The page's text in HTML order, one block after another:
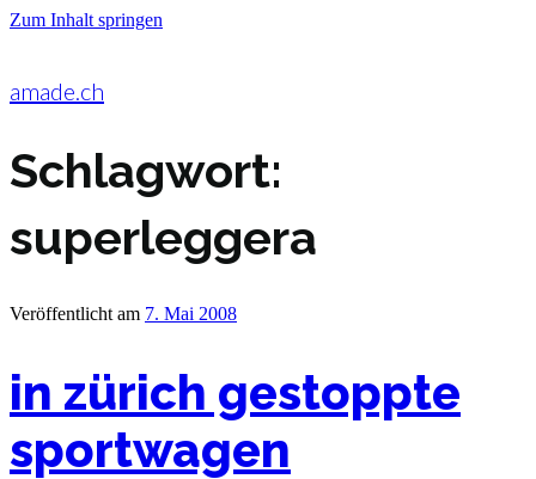
Zum Inhalt springen
amade.ch
Schlagwort:
superleggera
Veröffentlicht am 7. Mai 2008
in zürich gestoppte
sportwagen